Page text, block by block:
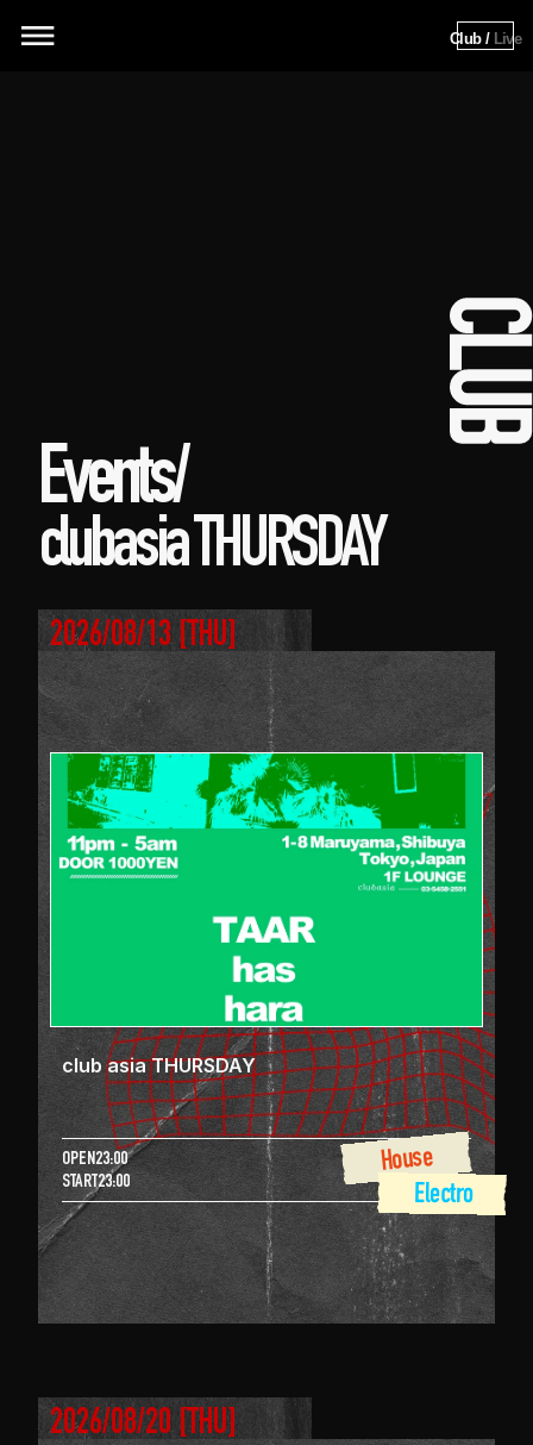
Events/
clubasia THURSDAY
2026/08/13 [THU]
House
Electro
club asia THURSDAY
OPEN23:00
START23:00
2026/08/20 [THU]
Club / Live